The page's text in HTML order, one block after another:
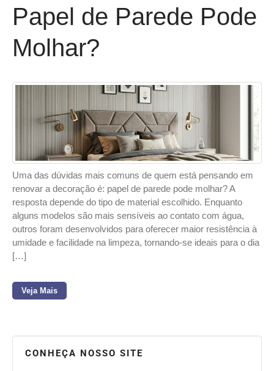
Papel de Parede Pode
Molhar?
Uma das dúvidas mais comuns de quem está pensando em
renovar a decoração é: papel de parede pode molhar? A
resposta depende do tipo de material escolhido. Enquanto
alguns modelos são mais sensíveis ao contato com água,
outros foram desenvolvidos para oferecer maior resistência à
umidade e facilidade na limpeza, tornando-se ideais para o dia
[…]
Veja Mais
CONHEÇA NOSSO SITE